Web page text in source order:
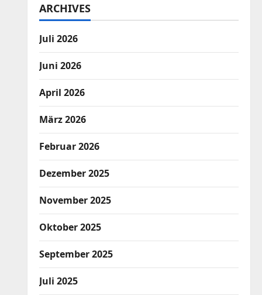
ARCHIVES
Juli 2026
Juni 2026
April 2026
März 2026
Februar 2026
Dezember 2025
November 2025
Oktober 2025
September 2025
Juli 2025